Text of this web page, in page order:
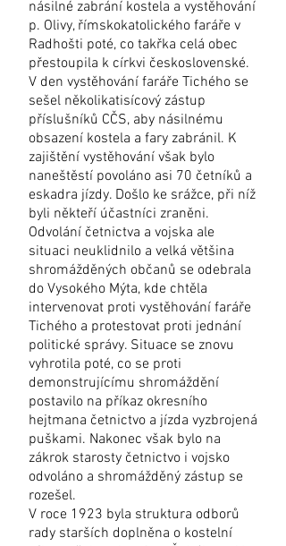
násilné zabrání kostela a vystěhování
p. Olivy, římskokatolického faráře v
Radhošti poté, co takřka celá obec
přestoupila k církvi československé.
V den vystěhování faráře Tichého se
sešel několikatisícový zástup
příslušníků CČS, aby násilnému
obsazení kostela a fary zabránil. K
zajištění vystěhování však bylo
naneštěstí povoláno asi 70 četníků a
eskadra jízdy. Došlo ke srážce, při níž
byli někteří účastníci zraněni.
Odvolání četnictva a vojska ale
situaci neuklidnilo a velká většina
shromážděných občanů se odebrala
do Vysokého Mýta, kde chtěla
intervenovat proti vystěhování faráře
Tichého a protestovat proti jednání
politické správy. Situace se znovu
vyhrotila poté, co se proti
demonstrujícímu shromáždění
postavilo na příkaz okresního
hejtmana četnictvo a jízda vyzbrojená
puškami. Nakonec však bylo na
zákrok starosty četnictvo i vojsko
odvoláno a shromážděný zástup se
rozešel.
V roce 1923 byla struktura odborů
rady starších doplněna o kostelní